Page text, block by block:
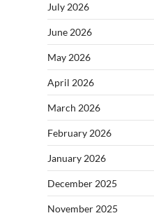
July 2026
June 2026
May 2026
April 2026
March 2026
February 2026
January 2026
December 2025
November 2025